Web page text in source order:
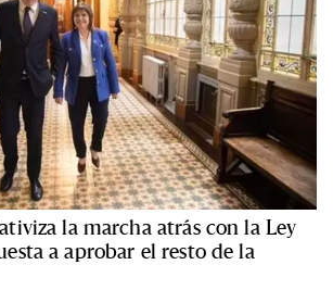
la marcha atrás con la Ley
a aprobar el resto de la